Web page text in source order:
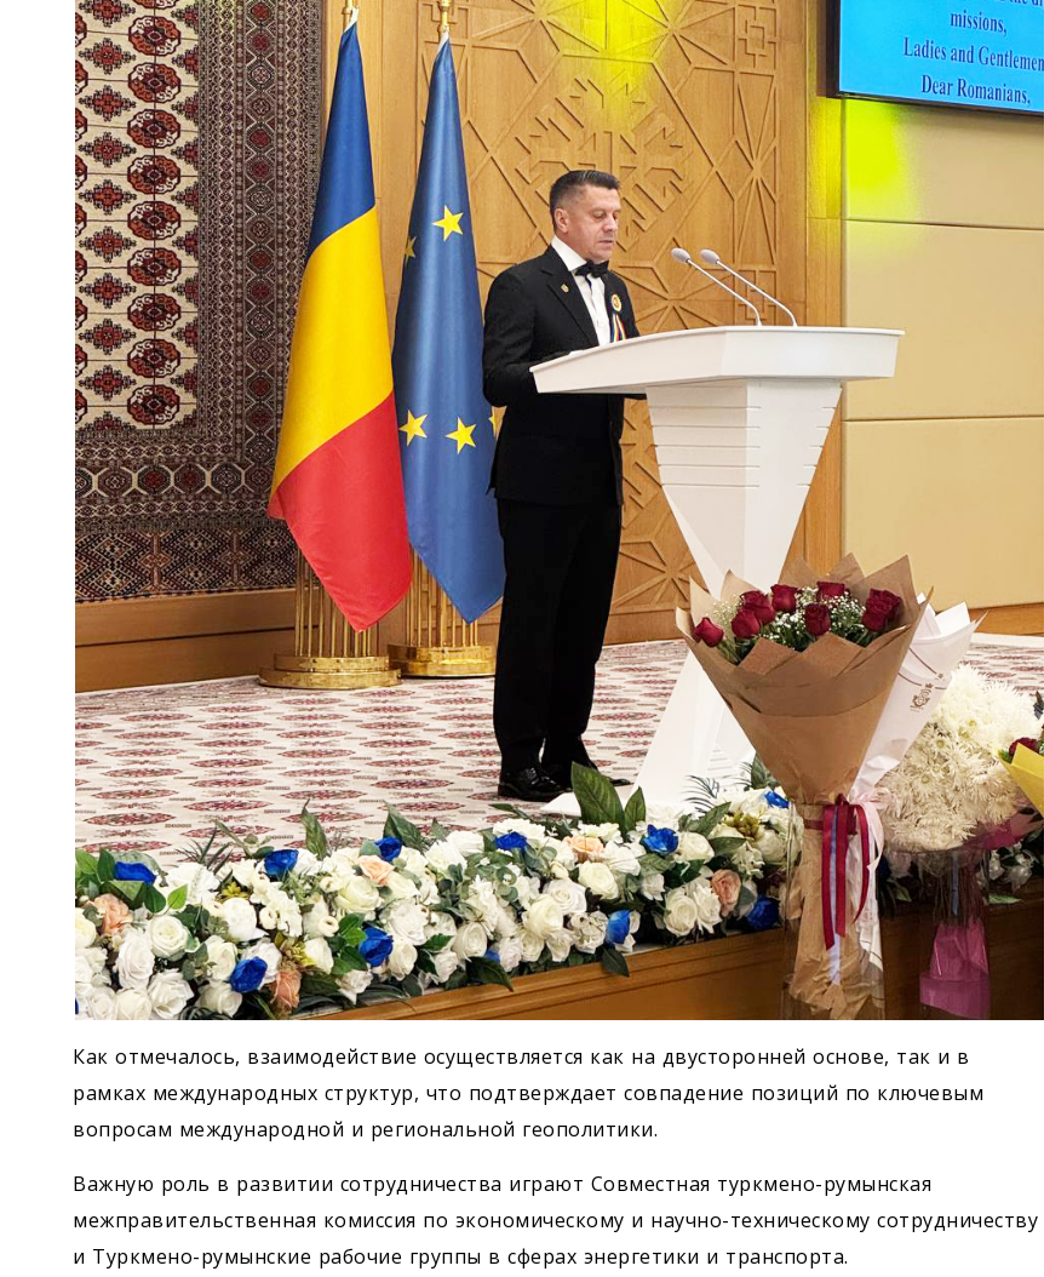
Как отмечалось, взаимодействие осуществляется как на двусторонней основе, так и в
рамках международных структур, что подтверждает совпадение позиций по ключевым
вопросам международной и региональной геополитики.
Важную роль в развитии сотрудничества играют Совместная туркмено-румынская
межправительственная комиссия по экономическому и научно-техническому сотрудничеству
и Туркмено-румынские рабочие группы в сферах энергетики и транспорта.